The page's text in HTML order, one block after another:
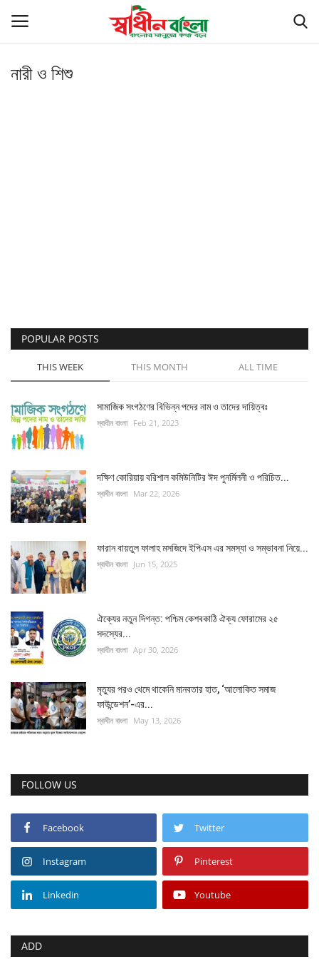
Login
চাকরি
বিনোদন
দেশজুড়ে
Gallery
অন্যান্য
নারী ও শিশু
POPULAR POSTS
THIS WEEK THIS MONTH ALL TIME
সামাজিক সংগঠণের বিভিন্ন পদের নাম ও তাদের দায়িত্বঃ
স্বাধীন বাংলা Feb 21, 2023
দক্ষিণ কোরিয়ায় বরিশাল কমিউনিটির ঈদ পুনর্মিলনী ও পরিচিত...
স্বাধীন বাংলা Mar 22, 2026
ফারান বায়তুল ফালাহ মসজিদে ইপিএস এর সমস্যা ও সম্ভাবনা নিয়ে...
স্বাধীন বাংলা Jun 15, 2025
ঐক্যের নতুন দিগন্ত: পশ্চিম কেশবকাঠি ঐক্য ফোরামের ২৫
সদস্যের...
স্বাধীন বাংলা Apr 30, 2026
মৃত্যুর পরও থেমে থাকেনি মানবতার হাত, ‘আলোকিত সমাজ
ফাউন্ডেশন’-এর...
স্বাধীন বাংলা May 13, 2026
FOLLOW US
Facebook Twitter
Instagram Pinterest
Linkedin Youtube
ADD